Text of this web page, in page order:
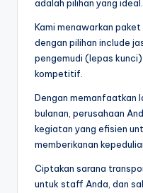
adalah pilihan yang ideal.
Kami menawarkan
dengan pilihan include
pengemudi (lepas
kompetitif.
Dengan memanfaatkan
bulanan, perusahaan
kegiatan yang efisien
memberikanan
Ciptakan sarana
untuk staff Anda, dan